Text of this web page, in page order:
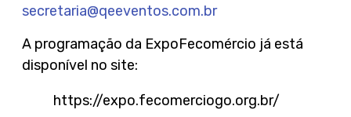
secretaria@qeeventos.com.br
A programação da ExpoFecomércio já está
disponível no site:
https://expo.fecomerciogo.org.br/